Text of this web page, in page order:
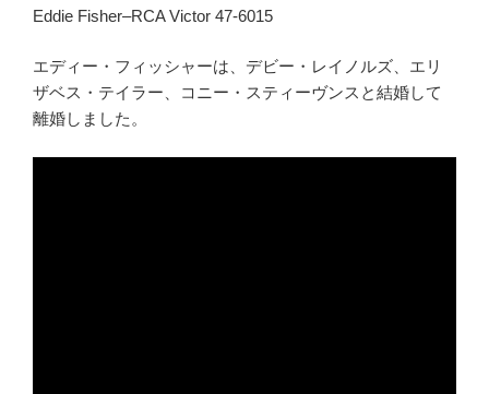
Eddie Fisher–RCA Victor 47-6015
エディー・フィッシャーは、デビー・レイノルズ、エリ
ザベス・テイラー、コニー・スティーヴンスと結婚して
離婚しました。